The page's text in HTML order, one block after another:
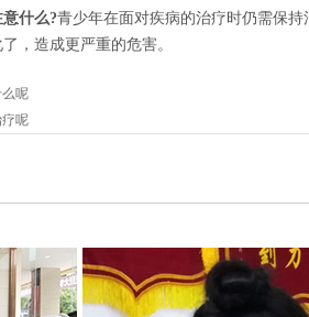
什么?青少年在面对疾病的治疗时仍需保
，造成更严重的危害。
呢
呢